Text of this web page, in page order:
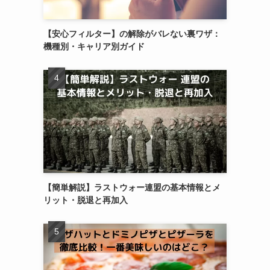
【安心フィルター】の解除がバレない裏ワザ：
機種別・キャリア別ガイド
【簡単解説】ラストウォー連盟の基本情報とメ
リット・脱退と再加入